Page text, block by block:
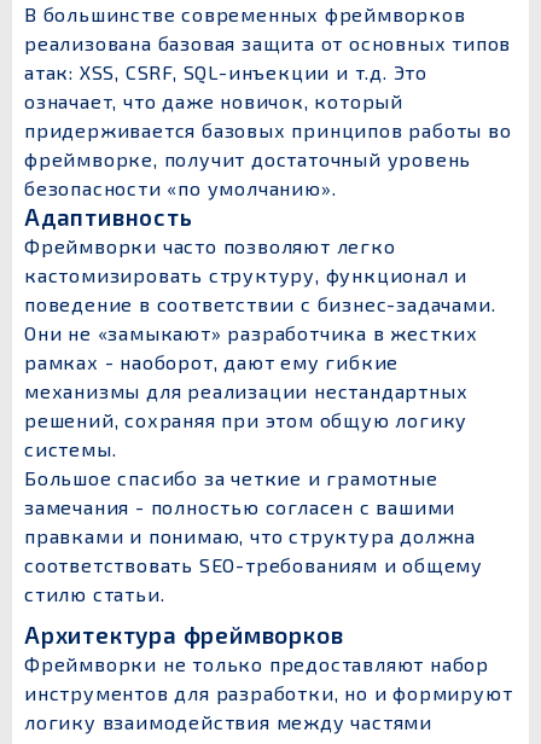
В большинстве современных фреймворков
реализована базовая защита от основных типов
атак: XSS, CSRF, SQL-инъекции и т.д. Это
означает, что даже новичок, который
придерживается базовых принципов работы во
фреймворке, получит достаточный уровень
безопасности «по умолчанию».
Адаптивность
Фреймворки часто позволяют легко
кастомизировать структуру, функционал и
поведение в соответствии с бизнес-задачами.
Они не «замыкают» разработчика в жестких
рамках - наоборот, дают ему гибкие
механизмы для реализации нестандартных
решений, сохраняя при этом общую логику
системы.
Большое спасибо за четкие и грамотные
замечания - полностью согласен с вашими
правками и понимаю, что структура должна
соответствовать SEO-требованиям и общему
стилю статьи.
Архитектура фреймворков
Фреймворки не только предоставляют набор
инструментов для разработки, но и формируют
логику взаимодействия между частями